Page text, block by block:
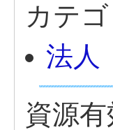
カテゴ
法人
資源